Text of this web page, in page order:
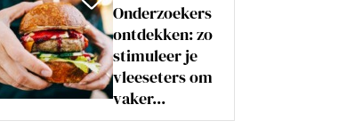
Onderzoekers
ontdekken: zo
stimuleer je
vleeseters om
vaker...